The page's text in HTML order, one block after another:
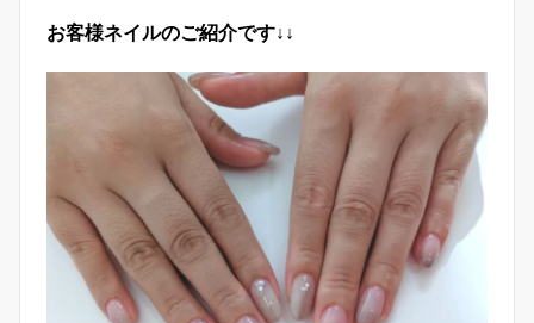
お客様ネイルのご紹介です↓↓